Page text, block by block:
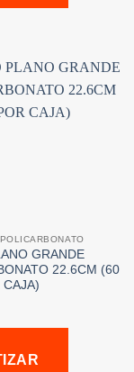
GRANDE
22.6CM (60
CAJA)